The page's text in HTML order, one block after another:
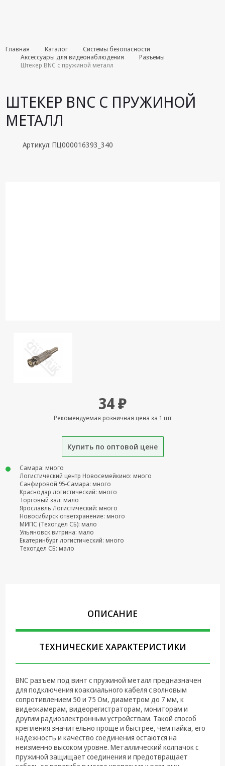
Комплекты
августа
Android TV
приставки
Сетевые
Сетевое
оборудование
аксессуары и
Аудиотехника
Крепеж,
Инструменты
Батарейки,
Зарядные
устройства,
Адаптеры
питания
Коммутационное
техника
Компьютерные
комплектующие
Системы
безопасности
Главная Каталог
Системы безопасности
Аксессуары для видеонаблюдения
Разъемы
Штекер BNC с пружиной металл
ШТЕКЕР BNC С ПРУЖИНОЙ
МЕТАЛЛ
Артикул: ПЦ000016393_340
34 ₽
Рекомендуемая розничная цена за 1 шт
Купить по оптовой цене
Самара: много
Логистический центр Новосемейкино: много
Санфировой 95-Самара: много
Краснодар логистический: много
Торговый зал: мало
Ярославль Логистический: много
Новосибирск ответхранение: много
МИПС (Техотдел СБ): мало
Ульяновск витрина: мало
Екатеринбург логистический: много
Техотдел СБ: мало
ОПИСАНИЕ
ТЕХНИЧЕСКИЕ ХАРАКТЕРИСТИКИ
BNC разъем под винт с пружиной металл предназначен
для подключения коаксиального кабеля c волновым
сопротивлением 50 и 75 Ом, диаметром до 7 мм, к
видеокамерам, видеорегистраторам, мониторам и
другим радиоэлектронным устройствам. Такой способ
крепления значительно проще и быстрее, чем пайка, его
надежность и качество соединения остаются на
неизменно высоком уровне. Металлический колпачок с
пружиной защищает соединения и предотвращает